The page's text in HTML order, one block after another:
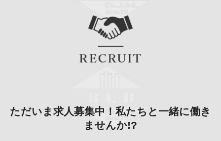
ただいま求人募集中！私たちと一緒に働き
ませんか!?